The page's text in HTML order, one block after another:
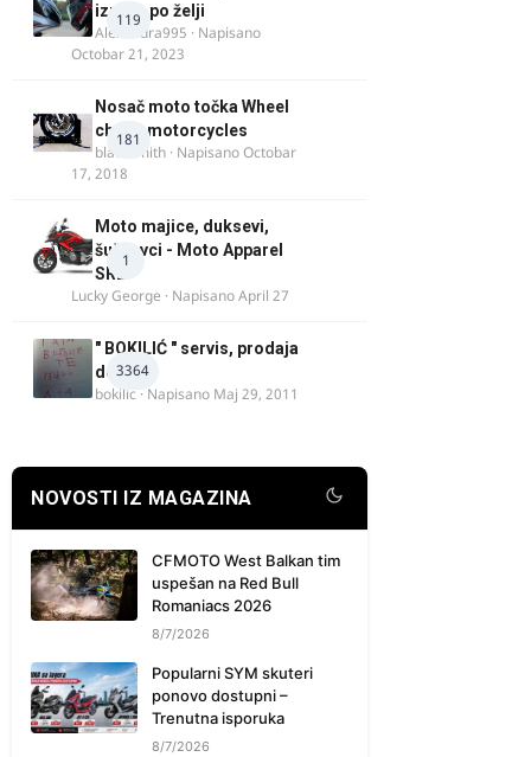
119
izrada po želji
Alexandra995 · Napisano
Octobar 21, 2023
181
Nosač moto točka Wheel
chock motorcycles
blacksmith · NapisanoOctobar
17, 2018
1
Moto majice, duksevi,
šuškavci - Moto Apparel
SRB
Lucky George · NapisanoApril 27
3364
" BOKILIĆ " servis, prodaja
delova
bokilic · Napisano Maj 29, 2011
NOVOSTI IZ MAGAZINA
CFMOTO West Balkan tim
uspešan na Red Bull
Romaniacs 2026
8/7/2026
Popularni SYM skuteri
ponovo dostupni –
Trenutna isporuka
8/7/2026